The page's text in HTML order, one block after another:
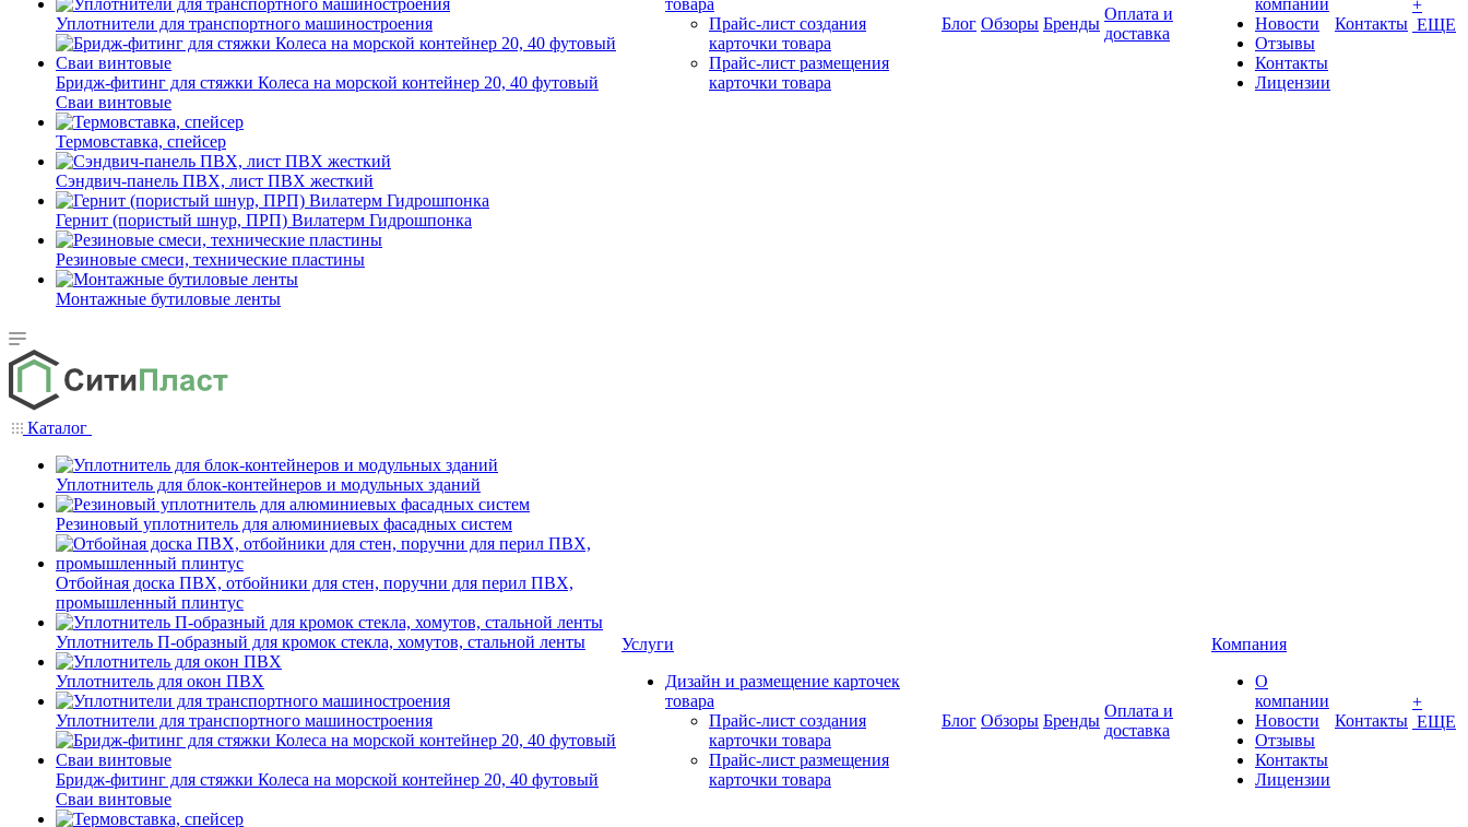
Уплотнители для транспортного машиностроения
Бридж-фитинг для стяжки Колеса на морской контейнер 20, 40 футовый
Сваи винтовые
Термовставка, спейсер
Сэндвич-панель ПВХ, лист ПВХ жесткий
Гернит (пористый шнур, ПРП) Вилатерм Гидрошпонка
Резиновые смеси, технические пластины
Монтажные бутиловые ленты
товара
Прайс-лист создания
карточки товара
Прайс-лист размещения
карточки товара
Блог Обзоры Бренды
Оплата и
доставка
компании
Новости
Отзывы
Контакты
Лицензии
Контакты
+
ЕЩЕ
Каталог
Уплотнитель для блок-контейнеров и модульных зданий
Резиновый уплотнитель для алюминиевых фасадных систем
Отбойная доска ПВХ, отбойники для стен, поручни для перил ПВХ,
промышленный плинтус
Уплотнитель П-образный для кромок стекла, хомутов, стальной ленты
Уплотнитель для окон ПВХ
Уплотнители для транспортного машиностроения
Бридж-фитинг для стяжки Колеса на морской контейнер 20, 40 футовый
Сваи винтовые
Услуги
Дизайн и размещение карточек
товара
Прайс-лист создания
карточки товара
Прайс-лист размещения
карточки товара
Блог Обзоры Бренды
Оплата и
доставка
Компания
О
компании
Новости
Отзывы
Контакты
Лицензии
Контакты
+
ЕЩЕ